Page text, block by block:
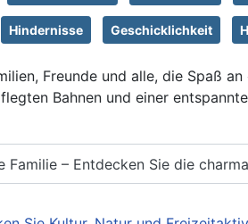
Hindernisse Geschicklichkeit
Freunde und alle, die Spaß
Bahnen und einer
– Entdecken Sie die